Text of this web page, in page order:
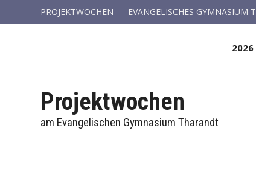
PROJEKTWOCHEN EVANGELISCHES GYMNASIUM
Projektwochen
am Evangelischen Gymnasium Tharandt
2026